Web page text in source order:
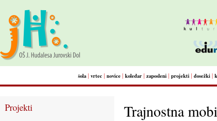
šola | vrtec | novice | koledar | zaposleni | projekti | dosežki |
Projekti Trajnostna